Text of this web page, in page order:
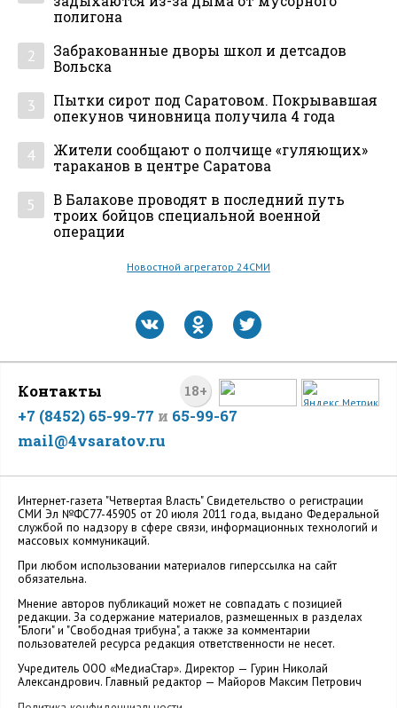
полигона
2
Забракованные дворы школ и детсадов
Вольска
3
Пытки сирот под Саратовом. Покрывавшая
опекунов чиновница получила 4 года
4
Жители сообщают о полчище «гуляющих»
тараканов в центре Саратова
5
В Балакове проводят в последний путь
троих бойцов специальной военной
операции
Новостной агрегатор 24СМИ
18+
Контакты
+7 (8452) 65-99-77 и 65-99-67
mail@4vsaratov.ru
Интернет-газета "Четвертая Власть" Cвидетельство о регистрации
СМИ Эл №ФС77-45905 от 20 июля 2011 года, выдано Федеральной
службой по надзору в сфере связи, информационных технологий и
массовых коммуникаций.
При любом использовании материалов гиперссылка на сайт
обязательна.
Мнение авторов публикаций может не совпадать с позицией
редакции. За содержание материалов, размещенных в разделах
"Блоги" и "Свободная трибуна", а также за комментарии
пользователей ресурса редакция ответственности не несет.
Учредитель ООО «МедиаСтар». Директор — Гурин Николай
Александрович. Главный редактор — Майоров Максим Петрович